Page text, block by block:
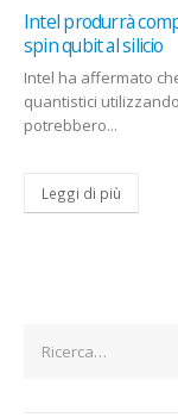
Intel produrrà
spin qubit al silicio
Intel ha affermato
quantistici
potrebbero...
Leggi di più